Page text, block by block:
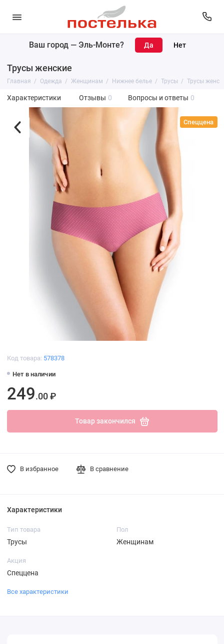
Ваш город — Эль-Монте?
Трусы женские
Главная Одежда Женщинам Нижнее белье Трусы Трусы
Характеристики Отзывы 0 Вопросы и ответы 0
Спеццена
Код товара: 578378
Нет в наличии
249.00 ₽
Товар закончился
В избранное В сравнение
Характеристики
Тип товара
Трусы
Пол
Женщинам
Акция
Спеццена
Все характеристики